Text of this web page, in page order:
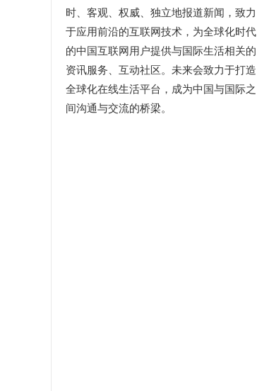
时、客观、权威、独立地报道新闻，致力
于应用前沿的互联网技术，为全球化时代
的中国互联网用户提供与国际生活相关的
资讯服务、互动社区。未来会致力于打造
全球化在线生活平台，成为中国与国际之
间沟通与交流的桥梁。